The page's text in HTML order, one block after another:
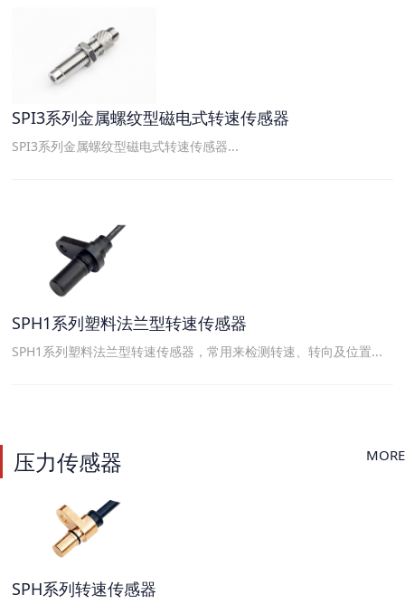
SPI3系列金属螺纹型磁电式转速传感器
SPI3系列金属螺纹型磁电式转速传感器...
SPH1系列塑料法兰型转速传感器
SPH1系列塑料法兰型转速传感器，常用来检测转速、转向及位置...
压力传感器 MORE
SPH系列转速传感器